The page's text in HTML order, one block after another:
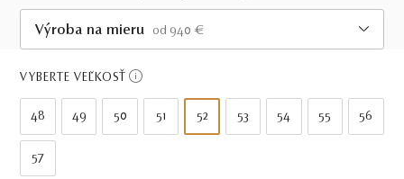
Výroba na mieru
od 940 €
Do 21 dní
VYBERTE VEĽKOSŤ
48 49 50 51 52 53 54 55 56
57